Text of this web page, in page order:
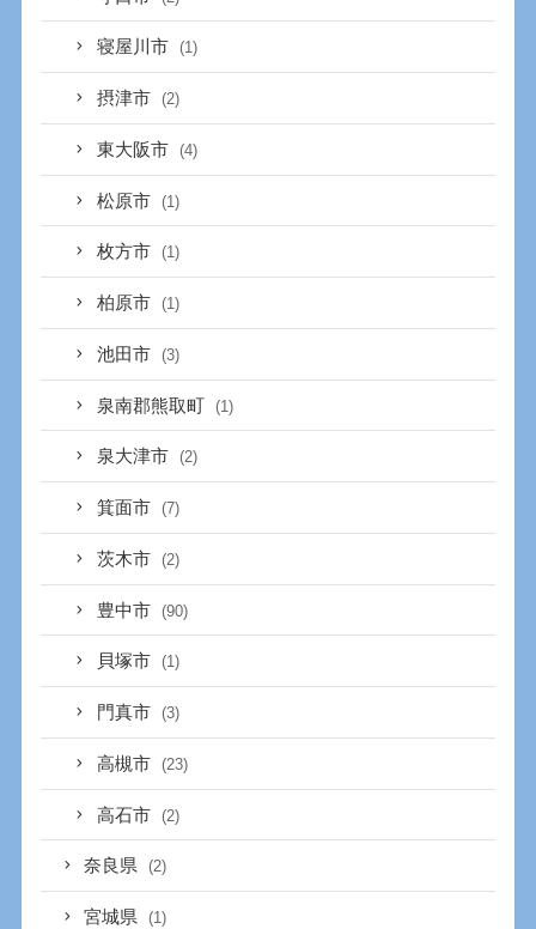
寝屋川市 (1)
摂津市 (2)
東大阪市 (4)
松原市 (1)
枚方市 (1)
柏原市 (1)
池田市 (3)
泉南郡熊取町 (1)
泉大津市 (2)
箕面市 (7)
茨木市 (2)
豊中市 (90)
貝塚市 (1)
門真市 (3)
高槻市 (23)
高石市 (2)
奈良県 (2)
宮城県 (1)